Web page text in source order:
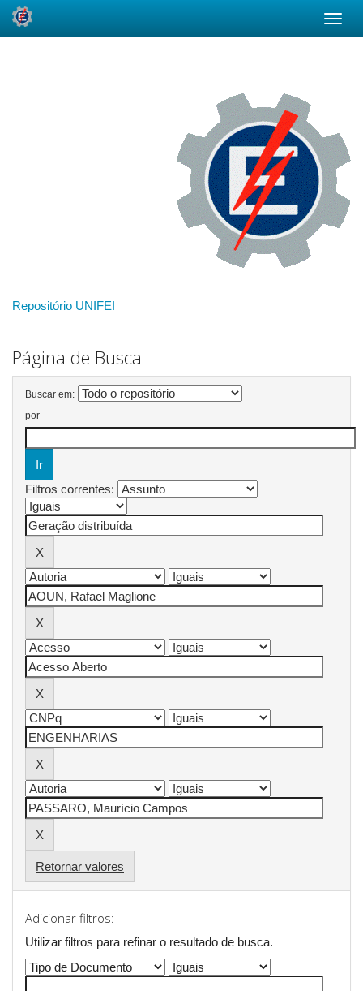
Repositório UNIFEI
Página de Busca
Buscar em:
por
Filtros correntes:
Retornar valores
Adicionar filtros:
Utilizar filtros para refinar o resultado de busca.